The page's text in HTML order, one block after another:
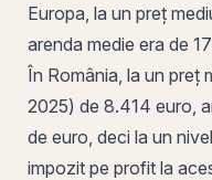
Europa, la un preț
arenda medie era de
În România , la un
2025) de 8.414 euro,
de euro, deci la un
impozit pe profit la